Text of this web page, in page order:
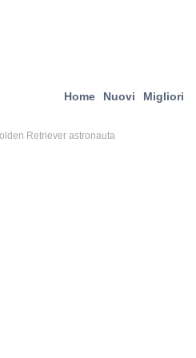
Home Nuovi Migliori
Retriever astronauta